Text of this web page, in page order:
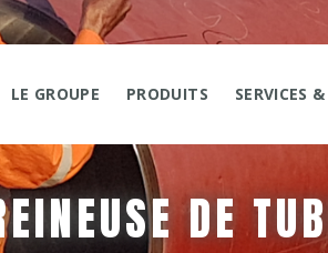
LE GROUPE PRODUITS SERVICES
DE